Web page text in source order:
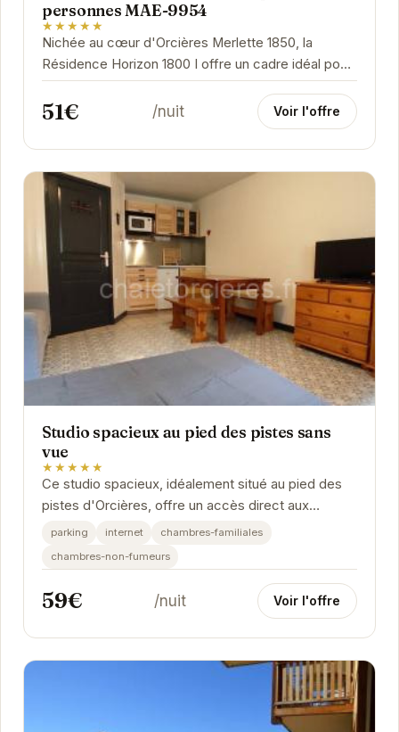
personnes MAE-9954
★★★★★
Nichée au cœur d'Orcières Merlette 1850, la
Résidence Horizon 1800 I offre un cadre idéal pour
des vacances à la montagne. Cet appartement...
51€ /nuit Voir l'offre
Studio spacieux au pied des pistes sans
vue
★★★★★
Ce studio spacieux, idéalement situé au pied des
pistes d'Orcières, offre un accès direct aux
remontées mécaniques. Parfait pour les familles...
parking internet
chambres-familiales
chambres-non-fumeurs
59€ /nuit Voir l'offre